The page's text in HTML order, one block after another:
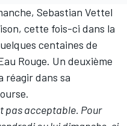
Sebastian Vettel
cette fois-ci dans la
centaines de
Rouge. Un deuxième
réagir dans sa
pas acceptable. Pour